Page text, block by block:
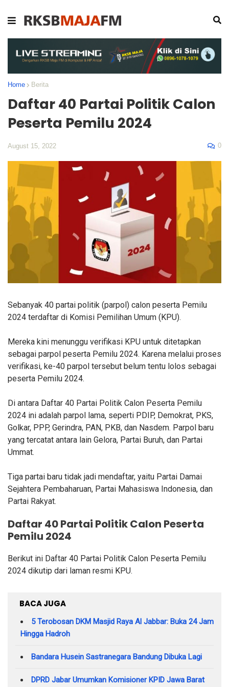
Home Berita
Daftar 40 Partai Politik Calon
Peserta Pemilu 2024
August 15, 2022 0
Sebanyak 40 partai politik (parpol) calon peserta Pemilu
2024 terdaftar di Komisi Pemilihan Umum (KPU).
Mereka kini menunggu verifikasi KPU untuk ditetapkan
sebagai parpol peserta Pemilu 2024. Karena melalui proses
verifikasi, ke-40 parpol tersebut belum tentu lolos sebagai
peserta Pemilu 2024.
Di antara Daftar 40 Partai Politik Calon Peserta Pemilu
2024 ini adalah parpol lama, seperti PDIP, Demokrat, PKS,
Golkar, PPP, Gerindra, PAN, PKB, dan Nasdem. Parpol baru
yang tercatat antara lain Gelora, Partai Buruh, dan Partai
Ummat.
Tiga partai baru tidak jadi mendaftar, yaitu Partai Damai
Sejahtera Pembaharuan, Partai Mahasiswa Indonesia, dan
Partai Rakyat.
Daftar 40 Partai Politik Calon Peserta
Pemilu 2024
Berikut ini Daftar 40 Partai Politik Calon Peserta Pemilu
2024 dikutip dari laman resmi KPU.
BACA JUGA
5 Terobosan DKM Masjid Raya Al Jabbar: Buka 24 Jam
Hingga Hadroh
Bandara Husein Sastranegara Bandung Dibuka Lagi
DPRD Jabar Umumkan Komisioner KPID Jawa Barat